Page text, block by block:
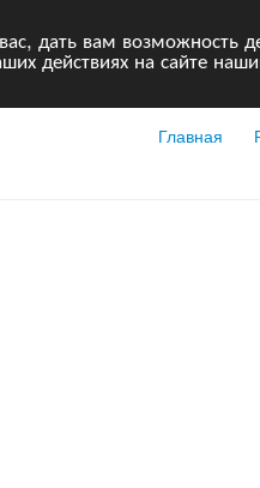
дать вам возможность
действиях на сайте
Главная